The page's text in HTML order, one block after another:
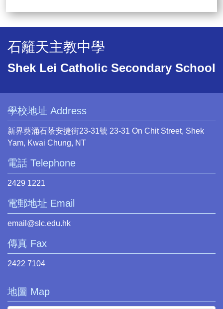
石籬天主教中學
Shek Lei Catholic Secondary School
學校地址 Address
新界葵涌石蔭安捷街23-31號 23-31 On Chit Street, Shek
Yam, Kwai Chung, NT
電話 Telephone
2429 1221
電郵地址 Email
email@slc.edu.hk
傳真 Fax
2422 7104
地圖 Map